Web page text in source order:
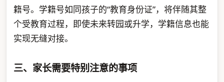
籍号。学籍号如同孩子的“教育身份证”，将伴随其整
个受教育过程，即使未来转园或升学，学籍信息也能
实现无缝对接。
三、家长需要特别注意的事项